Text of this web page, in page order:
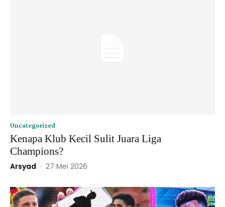
Uncategorized
Kenapa Klub Kecil Sulit Juara Liga
Champions?
Arsyad - 27 Mei 2026